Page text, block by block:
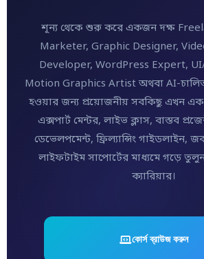
শূন্য থেকে শুরু করে একজন দক্ষ
Marketer, Graphic Designer,
Developer, WordPress Expert,
Motion Graphics Artist অথবা AI-
হওয়ার জন্য প্রয়োজনীয় সবকিছু এখন এক
এক্সপার্ট মেন্টর, লাইভ ক্লাস, বাস্তব
ডেভেলপমেন্ট, ফ্রিল্যান্সিং গাইডলাইন,
লাইফটাইম সাপোর্টের মাধ্যমে গড়ে
ক্যারিয়ার।
কোর্স ব্রাউজ করুন